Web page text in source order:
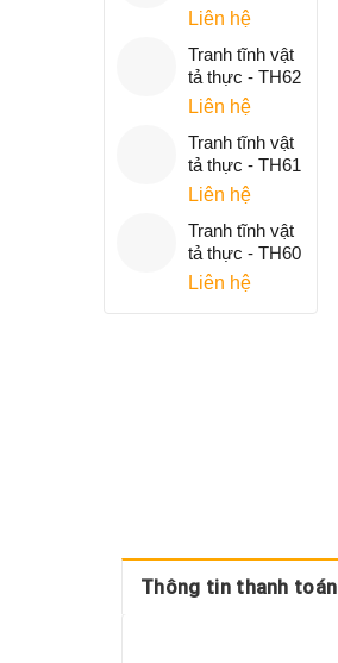
Liên hệ
Tranh tĩnh vật
tả thực - TH62
Liên hệ
Tranh tĩnh vật
tả thực - TH61
Liên hệ
Tranh tĩnh vật
tả thực - TH60
Liên hệ
Thông tin thanh toán